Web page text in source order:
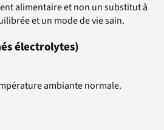
alimentaire et non un substitut à
et un mode de vie sain.
électrolytes)
ambiante normale.